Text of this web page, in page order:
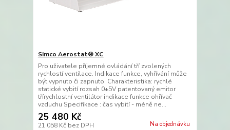
Simco Aerostat® XC
Pro uživatele příjemné ovládání tří zvolených
rychlostí ventilace. Indikace funkce, vyhřívání může
být vypnuto či zapnuto. Charakteristika: rychlé
statické vybití rozsah 0±5V patentovaný emitor
třírychlostní ventilátor indikace funkce ohřívač
vzduchu Specifikace : čas vybití - méně ne...
25 480 Kč
21 058 Kč bez DPH Na objednávku